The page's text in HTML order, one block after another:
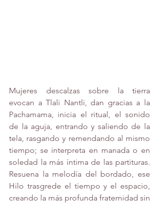
Mujeres descalzas sobre la tierra
evocan a Tlali Nantli, dan gracias a la
Pachamama, inicia el ritual, el sonido
de la aguja, entrando y saliendo de la
tela, rasgando y remendando al mismo
tiempo; se interpreta en manada o en
soledad la más íntima de las partituras.
Resuena la melodía del bordado, ese
Hilo trasgrede el tiempo y el espacio,
creando la más profunda fraternidad sin